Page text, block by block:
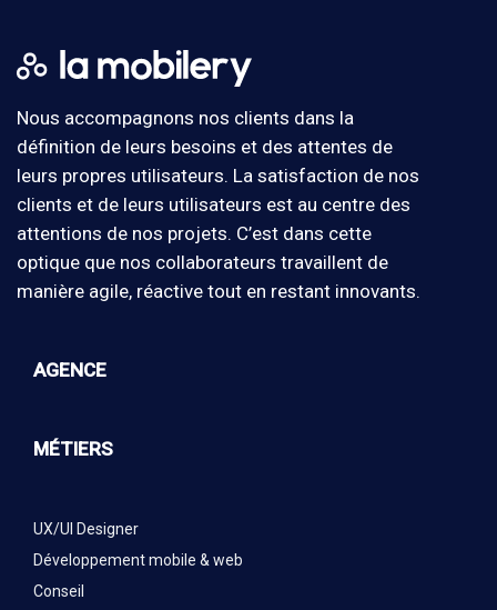
Nous accompagnons nos clients dans la
définition de leurs besoins et des attentes de
leurs propres utilisateurs. La satisfaction de nos
clients et de leurs utilisateurs est au centre des
attentions de nos projets. C’est dans cette
optique que nos collaborateurs travaillent de
manière agile, réactive tout en restant innovants.
AGENCE
MÉTIERS
UX/UI Designer
Développement mobile & web
Conseil